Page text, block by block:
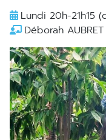
Lundi 20h-21h15
Déborah AUBRET